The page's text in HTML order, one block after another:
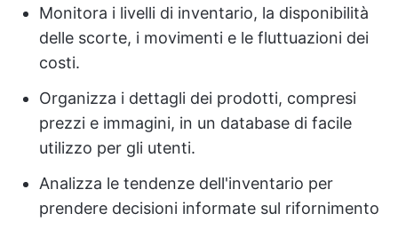
Monitora i livelli di inventario, la disponibilità
delle scorte, i movimenti e le fluttuazioni dei
costi.
Organizza i dettagli dei prodotti, compresi
prezzi e immagini, in un database di facile
utilizzo per gli utenti.
Analizza le tendenze dell'inventario per
prendere decisioni informate sul rifornimento